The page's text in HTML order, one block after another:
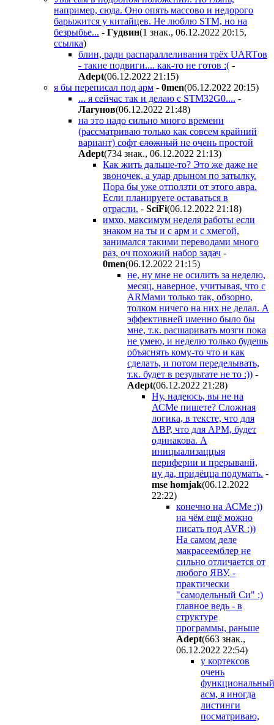
например, сюда. Оно опять массово и недорого
барыжится у китайцев. Не люблю STM, но на
безрыбье... - Гyдвин(1 знак., 06.12.2022 20:15,
ссылка)
блин, ради распараллеливания трёх UARTов
- такие подвиги.... как-то не готов :( -
Adept(06.12.2022 21:15)
я бы переписал под арм - 0men(06.12.2022 20:15)
... я сейчас так и делаю с STM32G0.... -
Лaгyнoв(06.12.2022 21:48)
на это надо сильно много времени
(рассматриваю только как совсем крайний
вариант) софт сложный не очень простой
Adept(734 знак., 06.12.2022 21:13)
Как жить дальше-то? Это же даже не
звоночек, а удар дрыном по затылку.
Пора бы уже отползти от этого авра.
Если планируете оставаться в
отрасли. - SciFi(06.12.2022 21:18)
имхо, максимум неделя работы если
знаком на ты и с арм и с хмегой,
занимался такими переводами много
раз, оч похожий набор задач -
0men(06.12.2022 21:15)
не, ну мне не осилить за неделю,
месяц, наверное, учитывая, что с
ARMами только так, обзорно,
толком ничего на них не делал. А
эффективней именно было бы
мне, т.к. расшаривать мозги пока
не умею, и неделю только будешь
объяснять кому-то что и как
сделать, и потом переделывать,
т.к. будет в результате не то :)) -
Adept(06.12.2022 21:28)
Ну, надеюсь, вы не на
АСМе пишете? Сложная
логика, в тексте, что для
АВР, что для АРМ, будет
одинакова. А
иницыализаццыя
периферии и прерыванй,
ну да, придёцца подумать. -
mse homjak(06.12.2022
22:22)
конечно на АСМе :))
на чём ещё можно
писать под AVR :))
На самом деле
макрасеемблер не
сильно отличается от
любого ЯВУ, -
практически
"самодельный Си" :)
главное ведь - в
структуре
программы, раньше
Adept(663 знак.,
06.12.2022 22:54)
у кортексов
очень
функциональный
асм, я иногда
листинги
посматриваю,